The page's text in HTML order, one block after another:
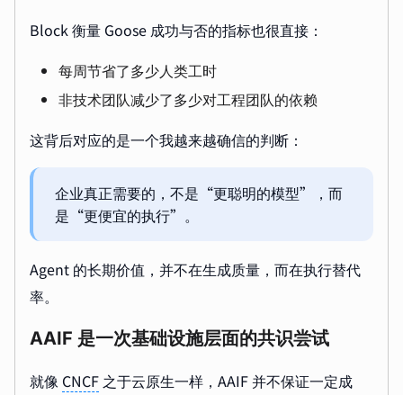
Block 衡量 Goose 成功与否的指标也很直接：
每周节省了多少人类工时
非技术团队减少了多少对工程团队的依赖
这背后对应的是一个我越来越确信的判断：
企业真正需要的，不是“更聪明的模型”，而
是“更便宜的执行”。
Agent 的长期价值，并不在生成质量，而在执行替代
率。
AAIF 是一次基础设施层面的共识尝试
就像 CNCF 之于云原生一样，AAIF 并不保证一定成